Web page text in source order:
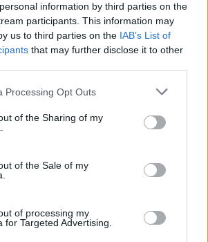
information by third parties on the
participants. This information may
us to third parties on the IAB’s List of
that may further disclose it to other
Processing Opt Outs
of the Sharing of my
of the Sale of my
of processing my
for Targeted Advertising.